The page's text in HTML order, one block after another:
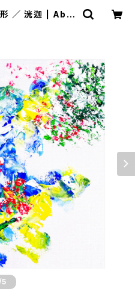
形 ／ 洸迦 | Abei
/5